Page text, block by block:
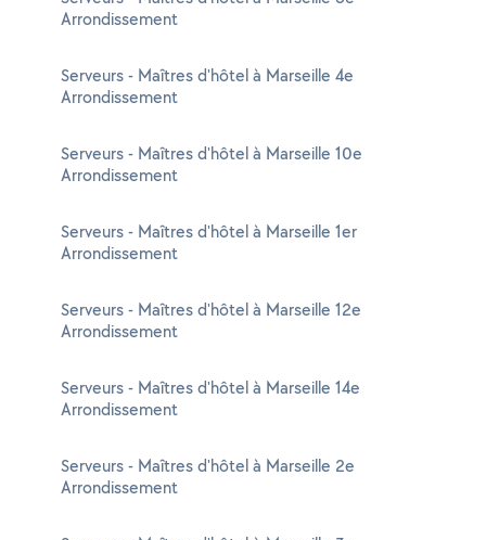
Arrondissement
Serveurs - Maîtres d'hôtel à Marseille 4e
Arrondissement
Serveurs - Maîtres d'hôtel à Marseille 10e
Arrondissement
Serveurs - Maîtres d'hôtel à Marseille 1er
Arrondissement
Serveurs - Maîtres d'hôtel à Marseille 12e
Arrondissement
Serveurs - Maîtres d'hôtel à Marseille 14e
Arrondissement
Serveurs - Maîtres d'hôtel à Marseille 2e
Arrondissement